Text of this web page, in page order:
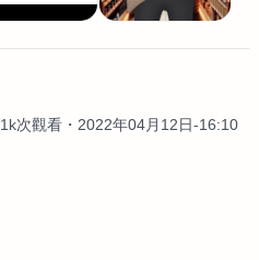
1k次觀看
2022年04月12日-16:10